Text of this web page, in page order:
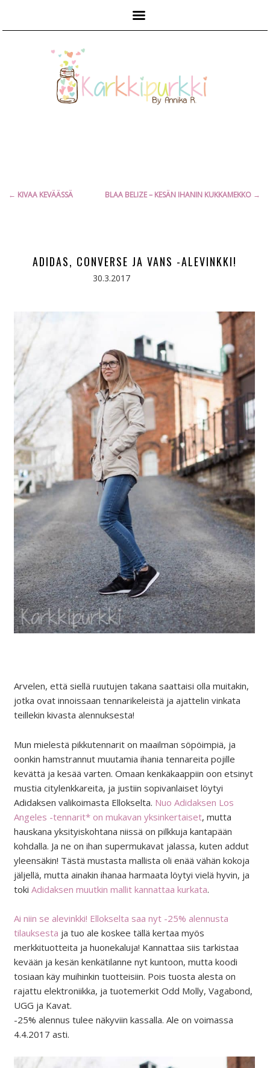
Artikkelien
← KIVAA KEVÄÄSSÄ BLAA BELIZE – KESÄN IHANIN KUKKAMEKKO →
ADIDAS, CONVERSE JA VANS -ALEVINKKI!
30.3.2017
Arvelen, että siellä ruutujen takana saattaisi olla muitakin,
jotka ovat innoissaan tennarikeleistä ja ajattelin vinkata
teillekin kivasta alennuksesta!
Mun mielestä pikkutennarit on maailman söpöimpiä, ja
oonkin hamstrannut muutamia ihania tennareita pojille
kevättä ja kesää varten. Omaan kenkäkaappiin oon etsinyt
mustia citylenkkareita, ja justiin sopivanlaiset löytyi
Adidaksen valikoimasta Ellokselta. Nuo Adidaksen Los
Angeles -tennarit* on mukavan yksinkertaiset, mutta
hauskana yksityiskohtana niissä on pilkkuja kantapään
kohdalla. Ja ne on ihan supermukavat jalassa, kuten addut
yleensäkin! Tästä mustasta mallista oli enää vähän kokoja
jäljellä, mutta ainakin ihanaa harmaata löytyi vielä hyvin, ja
toki Adidaksen muutkin mallit kannattaa kurkata.
Ai niin se alevinkki! Ellokselta saa nyt -25% alennusta
tilauksesta ja tuo ale koskee tällä kertaa myös
merkkituotteita ja huonekaluja! Kannattaa siis tarkistaa
kevään ja kesän kenkätilanne nyt kuntoon, mutta koodi
tosiaan käy muihinkin tuotteisiin. Pois tuosta alesta on
rajattu elektroniikka, ja tuotemerkit Odd Molly, Vagabond,
UGG ja Kavat.
-25% alennus tulee näkyviin kassalla. Ale on voimassa
4.4.2017 asti.